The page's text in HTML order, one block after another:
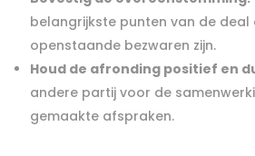
belangrijkste punten van de
openstaande bezwaren zijn.
Houd de afronding positief en
andere partij voor de
gemaakte afspraken.